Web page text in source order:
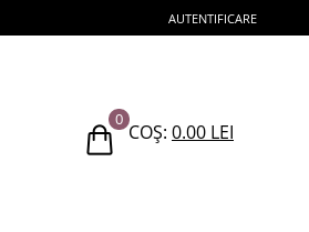
AUTENTIFICARE
0
COȘ: 0.00 LEI